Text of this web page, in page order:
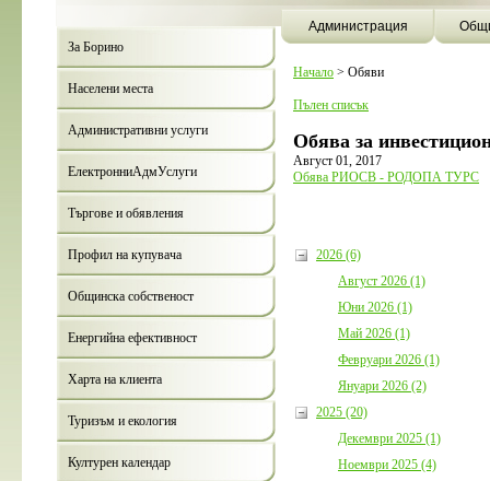
Администрация
За Борино
Населени места
Административни услуги
ЕлектронниАдмУслуги
Търгове и обявления
Профил на купувача
Общинска собственост
Енергийна ефективност
Харта на клиента
Туризъм и екология
Културен календар
Начало > Обяви
Пълен списък
Обява за
Август 01, 2017
Обява РИОСВ - РОДОПА ТУРС
2026 (6)
Август 2026 (1)
Юни 2026 (1)
Май 2026 (1)
Февруари 2026 (1)
Януари 2026 (2)
2025 (20)
Декември 2025 (1)
Ноември 2025 (4)